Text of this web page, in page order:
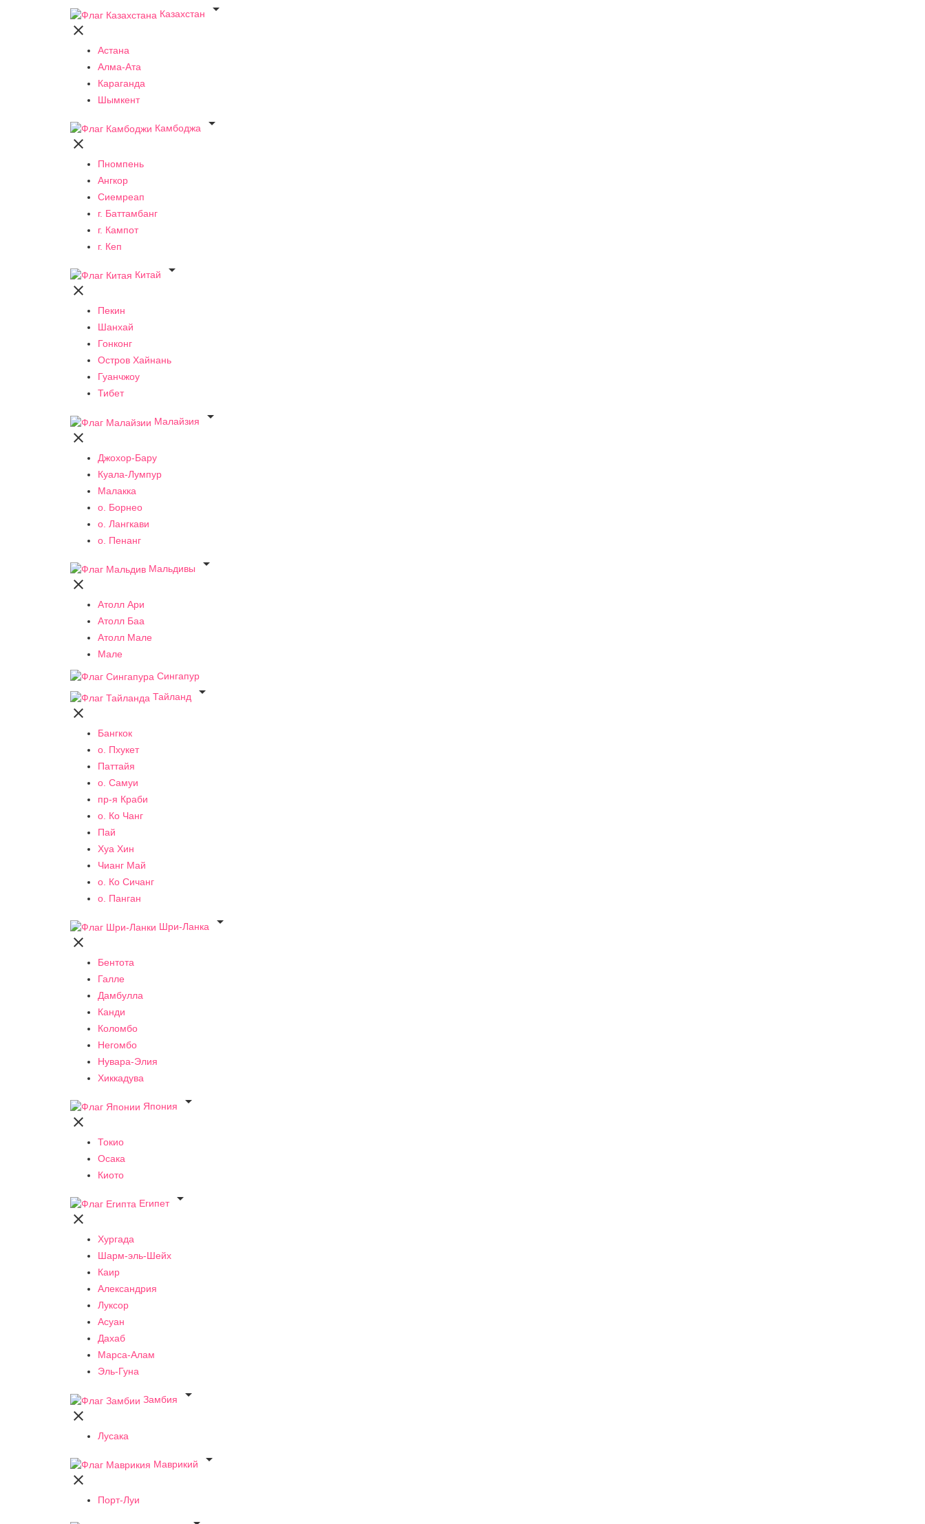
Казахстан


Астана
Алма-Ата
Караганда
Шымкент
Камбоджа


Пномпень
Ангкор
Сиемреап
г. Баттамбанг
г. Кампот
г. Кеп
Китай


Пекин
Шанхай
Гонконг
Остров Хайнань
Гуанчжоу
Тибет
Малайзия


Джохор-Бару
Куала-Лумпур
Малакка
о. Борнео
о. Лангкави
о. Пенанг
Мальдивы


Атолл Ари
Атолл Баа
Атолл Мале
Мале
Сингапур
Тайланд


Бангкок
о. Пхукет
Паттайя
о. Самуи
пр-я Краби
о. Ко Чанг
Пай
Хуа Хин
Чианг Май
о. Ко Сичанг
о. Панган
Шри-Ланка


Бентота
Галле
Дамбулла
Канди
Коломбо
Негомбо
Нувара-Элия
Хиккадува
Япония


Токио
Осака
Киото
Египет


Хургада
Шарм-эль-Шейх
Каир
Александрия
Луксор
Асуан
Дахаб
Марса-Алам
Эль-Гуна
Замбия


Лусака
Маврикий


Порт-Луи